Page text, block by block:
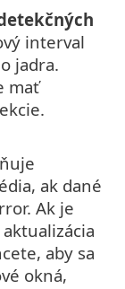
interval
jadra.
mať
ak dané
Ak je
aktualizácia
aby sa
okná,